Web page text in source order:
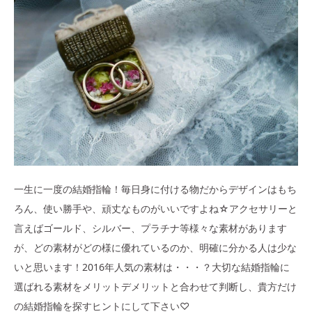
一生に一度の結婚指輪！毎日身に付ける物だからデザインはもち
ろん、使い勝手や、頑丈なものがいいですよね☆アクセサリーと
言えばゴールド、シルバー、プラチナ等様々な素材があります
が、どの素材がどの様に優れているのか、明確に分かる人は少な
いと思います！2016年人気の素材は・・・？大切な結婚指輪に
選ばれる素材をメリットデメリットと合わせて判断し、貴方だけ
の結婚指輪を探すヒントにして下さい♡